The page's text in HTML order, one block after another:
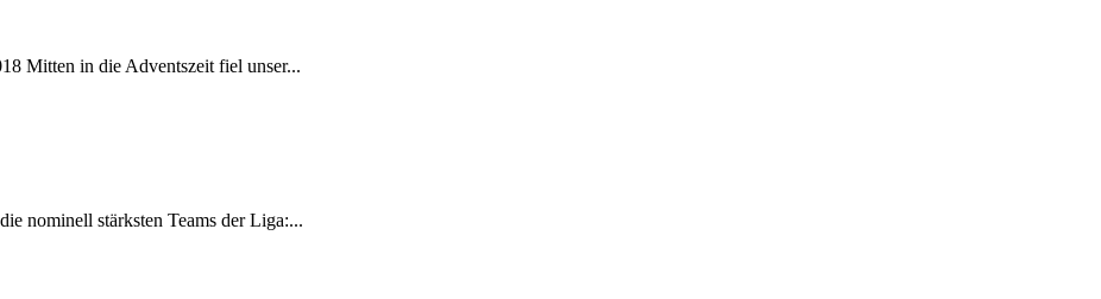
Mitten in die Adventszeit fiel unser...
nominell stärksten Teams der Liga:...